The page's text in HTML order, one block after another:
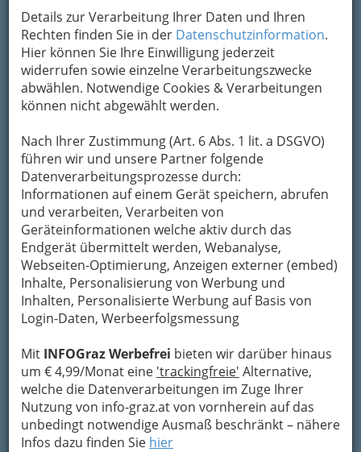
Details zur Verarbeitung Ihrer Daten und Ihren
Rechten finden Sie in der Datenschutzinformation.
Hier können Sie Ihre Einwilligung jederzeit
widerrufen sowie einzelne Verarbeitungszwecke
abwählen. Notwendige Cookies & Verarbeitungen
können nicht abgewählt werden.
Nach Ihrer Zustimmung (Art. 6 Abs. 1 lit. a DSGVO)
führen wir und unsere Partner folgende
Datenverarbeitungsprozesse durch:
Informationen auf einem Gerät speichern, abrufen
und verarbeiten, Verarbeiten von
Geräteinformationen welche aktiv durch das
Endgerät übermittelt werden, Webanalyse,
Webseiten-Optimierung, Anzeigen externer (embed)
Inhalte, Personalisierung von Werbung und
Inhalten, Personalisierte Werbung auf Basis von
Login-Daten, Werbeerfolgsmessung
Mit INFOGraz Werbefrei bieten wir darüber hinaus
um € 4,99/Monat eine 'trackingfreie' Alternative,
welche die Datenverarbeitungen im Zuge Ihrer
Nutzung von info-graz.at von vornherein auf das
unbedingt notwendige Ausmaß beschränkt – nähere
Infos dazu finden Sie hier
Das Soundportal des Grazer 24h-
Jugendradiosenders 97,9 FM mit Audioservice
wie Internetradio in CD-Qualität, Music on
Demand, aktuelle gespielte Songs und rund 25
täglich aktualisierte Contentrubriken aus
Musik, Web, Kino & TV, Comedy, Multimedia,
Games, Cummunity, Dates, Events.
Kategorien
2
Radio 1476
Webseite E-Mail Eintrag ändern
Kategorien
3
Radio Arabella
Kategorien
4
Blue Danube Radio